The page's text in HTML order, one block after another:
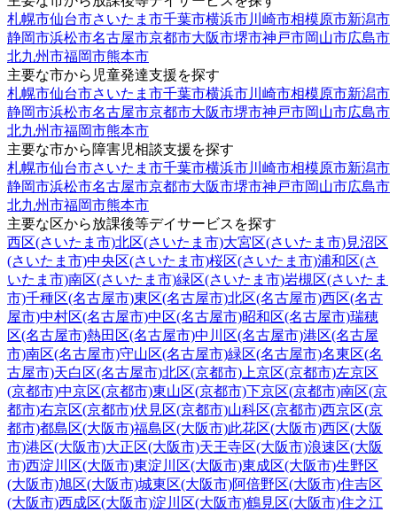
札幌市仙台市さいたま市千葉市横浜市川崎市相模原市新潟市
静岡市浜松市名古屋市京都市大阪市堺市神戸市岡山市広島市
北九州市福岡市熊本市
主要な市から児童発達支援を探す
札幌市仙台市さいたま市千葉市横浜市川崎市相模原市新潟市
静岡市浜松市名古屋市京都市大阪市堺市神戸市岡山市広島市
北九州市福岡市熊本市
主要な市から障害児相談支援を探す
札幌市仙台市さいたま市千葉市横浜市川崎市相模原市新潟市
静岡市浜松市名古屋市京都市大阪市堺市神戸市岡山市広島市
北九州市福岡市熊本市
主要な区から放課後等デイサービスを探す
西区(さいたま市)北区(さいたま市)大宮区(さいたま市)見沼区
(さいたま市)中央区(さいたま市)桜区(さいたま市)浦和区(さ
いたま市)南区(さいたま市)緑区(さいたま市)岩槻区(さいたま
市)千種区(名古屋市)東区(名古屋市)北区(名古屋市)西区(名古
屋市)中村区(名古屋市)中区(名古屋市)昭和区(名古屋市)瑞穂
区(名古屋市)熱田区(名古屋市)中川区(名古屋市)港区(名古屋
市)南区(名古屋市)守山区(名古屋市)緑区(名古屋市)名東区(名
古屋市)天白区(名古屋市)北区(京都市) 上京区(京都市)左京区
(京都市)中京区(京都市)東山区(京都市)下京区(京都市)南区(京
都市)右京区(京都市)伏見区(京都市)山科区(京都市)西京区(京
都市)都島区(大阪市)福島区(大阪市)此花区(大阪市)西区(大阪
市)港区(大阪市)大正区(大阪市)天王寺区(大阪市)浪速区(大阪
市)西淀川区(大阪市)東淀川区(大阪市)東成区(大阪市)生野区
(大阪市)旭区(大阪市)城東区(大阪市)阿倍野区(大阪市)住吉区
(大阪市)西成区(大阪市)淀川区(大阪市)鶴見区(大阪市)住之江